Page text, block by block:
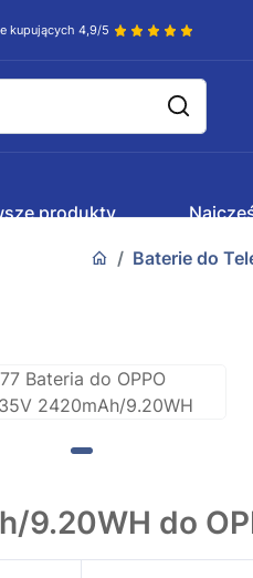
kupujących 4,9/5
produkty
Baterie do
9.20WH do